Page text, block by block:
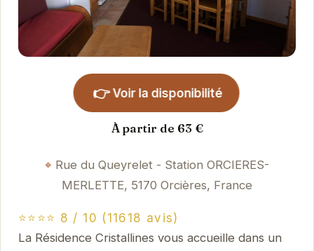
👉 Voir la disponibilité
À partir de 63 €
Rue du Queyrelet - Station ORCIERES-
MERLETTE, 5170 Orcières, France
⭐⭐⭐⭐ 8 / 10 (11618 avis)
La Résidence Cristallines vous accueille dans un